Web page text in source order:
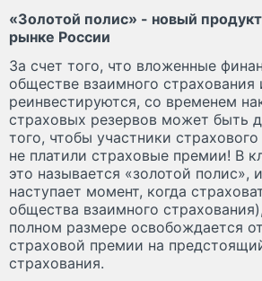
«Золотой полис» - новый
рынке России
За счет того, что вложенные
обществе взаимного страхования
реинвестируются, со временем
страховых резервов может быть
того, чтобы участники
не платили страховые премии! В
это называется «золотой полис»,
наступает момент, когда
общества взаимного
полном размере освобождается
страховой премии на
страхования.